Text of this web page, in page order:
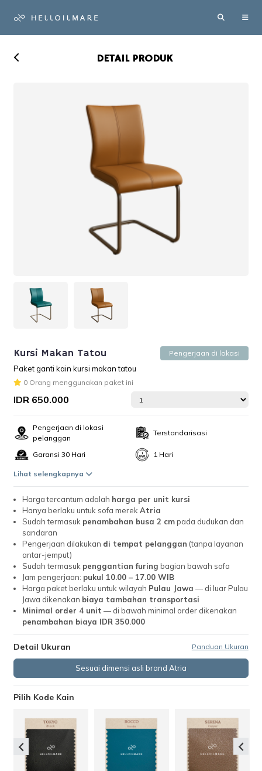
DETAIL PRODUK
Kursi Makan Tatou Pengerjaan di lokasi
Paket ganti kain kursi makan tatou
0 Orang menggunakan paket ini
IDR 650.000
Pengerjaan di lokasi
pelanggan
Terstandarisasi
Garansi 30 Hari 1 Hari
Lihat selengkapnya
Harga tercantum adalah harga per unit kursi
Hanya berlaku untuk sofa merekAtria
Sudah termasuk penambahan busa 2 cmpada dudukan dan
sandaran
Pengerjaan dilakukan di tempat pelanggan (tanpa layanan
antar-jemput)
Sudah termasuk penggantian furing bagian bawah sofa
Jam pengerjaan: pukul 10.00 – 17.00 WIB
Harga paket berlaku untuk wilayah Pulau Jawa — di luar Pulau
Jawa dikenakan biaya tambahan transportasi
Minimal order 4 unit — di bawah minimal order dikenakan
penambahan biaya IDR 350.000
Detail Ukuran Panduan Ukuran
Sesuai dimensi asli brand Atria
Pilih Kode Kain